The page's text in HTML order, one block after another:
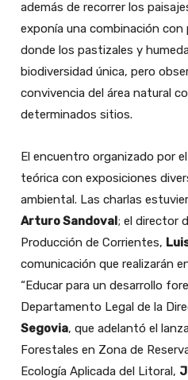
además de recorrer los
exponía una combinación
donde los pastizales y
biodiversidad única, pero
convivencia del área natural
determinados sitios.
El encuentro organizado por
teórica con exposiciones
ambiental. Las charlas
Arturo Sandoval; el director
Producción de Corrientes,
comunicación que realizarán
“Educar para un desarrollo
Departamento Legal de la
Segovia, que adelantó el
Forestales en Zona de
Ecología Aplicada del Litoral,